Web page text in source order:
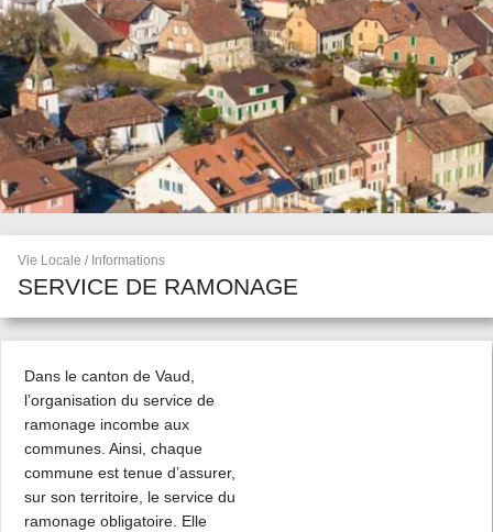
Vie Locale / Informations
SERVICE DE RAMONAGE
Dans le canton de Vaud,
l’organisation du service de
ramonage incombe aux
communes. Ainsi, chaque
commune est tenue d’assurer,
sur son territoire, le service du
ramonage obligatoire. Elle